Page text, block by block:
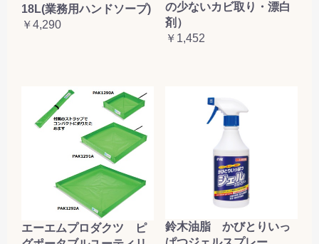
18L(業務用ハンドソープ)
￥4,290
の少ないカビ取り・漂白
剤）
￥1,452
エーエムプロダクツ ピ
鈴木油脂 かびとりいっ